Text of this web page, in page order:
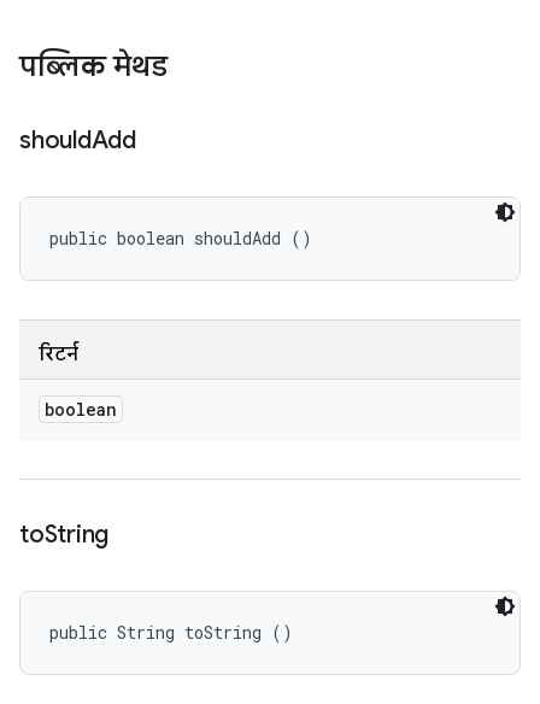
पब्लिक मेथड
shouldAdd
public boolean shouldAdd ()
रिटर्न
boolean
toString
public String toString ()